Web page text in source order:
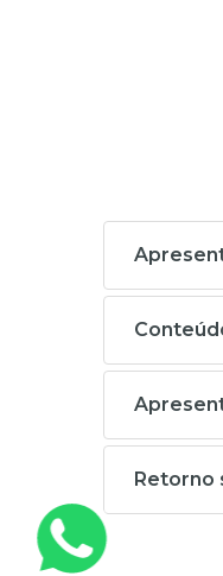
Retorno